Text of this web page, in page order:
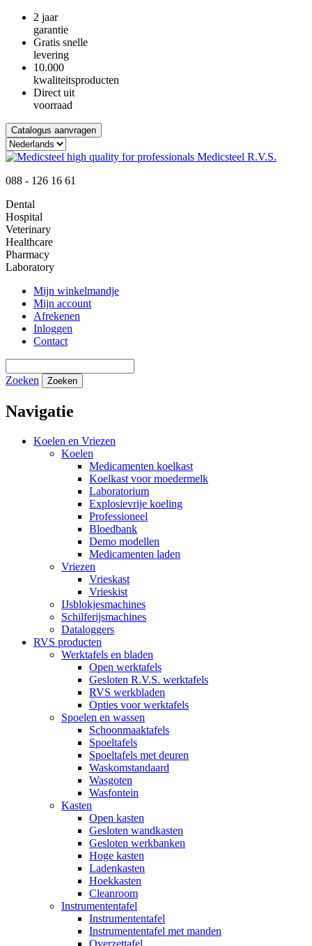
2 jaar
garantie
Gratis snelle
levering
10.000
kwaliteitsproducten
Direct uit
voorraad
Catalogus aanvragen
088 - 126 16 61
Dental
Hospital
Veterinary
Healthcare
Pharmacy
Laboratory
Mijn winkelmandje
Mijn account
Afrekenen
Inloggen
Contact
Zoeken Zoeken
Navigatie
Koelen en Vriezen
Koelen
Medicamenten koelkast
Koelkast voor moedermelk
Laboratorium
Explosievrije koeling
Professioneel
Bloedbank
Demo modellen
Medicamenten laden
Vriezen
Vrieskast
Vrieskist
IJsblokjesmachines
Schilferijsmachines
Dataloggers
RVS producten
Werktafels en bladen
Open werktafels
Gesloten R.V.S. werktafels
RVS werkbladen
Opties voor werktafels
Spoelen en wassen
Schoonmaaktafels
Spoeltafels
Spoeltafels met deuren
Waskomstandaard
Wasgoten
Wasfontein
Kasten
Open kasten
Gesloten wandkasten
Gesloten werkbanken
Hoge kasten
Ladenkasten
Hoekkasten
Cleanroom
Instrumententafel
Instrumententafel
Instrumententafel met manden
Overzettafel